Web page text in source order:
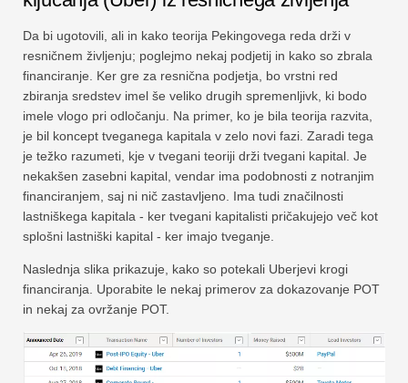
Da bi ugotovili, ali in kako teorija Pekingovega reda drži v
resničnem življenju; poglejmo nekaj podjetij in kako so zbrala
financiranje. Ker gre za resnična podjetja, bo vrstni red
zbiranja sredstev imel še veliko drugih spremenljivk, ki bodo
imele vlogo pri odločanju. Na primer, ko je bila teorija razvita,
je bil koncept tveganega kapitala v zelo novi fazi. Zaradi tega
je težko razumeti, kje v tvegani teoriji drži tvegani kapital. Je
nekakšen zasebni kapital, vendar ima podobnosti z notranjim
financiranjem, saj ni nič zastavljeno. Ima tudi značilnosti
lastniškega kapitala - ker tvegani kapitalisti pričakujejo več kot
splošni lastniški kapital - ker imajo tveganje.
Naslednja slika prikazuje, kako so potekali Uberjevi krogi
financiranja. Uporabite le nekaj primerov za dokazovanje POT
in nekaj za ovržanje POT.